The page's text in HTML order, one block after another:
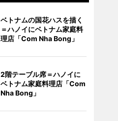
ベトナムの国花ハスを描く
＝ハノイにベトナム家庭料
理店「Com Nha Bong」
2階テーブル席＝ハノイに
ベトナム家庭料理店「Com
Nha Bong」